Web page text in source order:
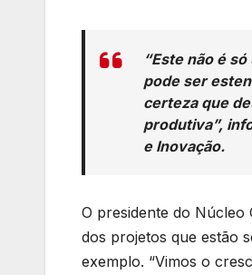
“Este não é
pode ser
certeza que
produtiva”,
e Inovação.
O presidente do Núcleo
dos projetos que estão
exemplo. “Vimos o